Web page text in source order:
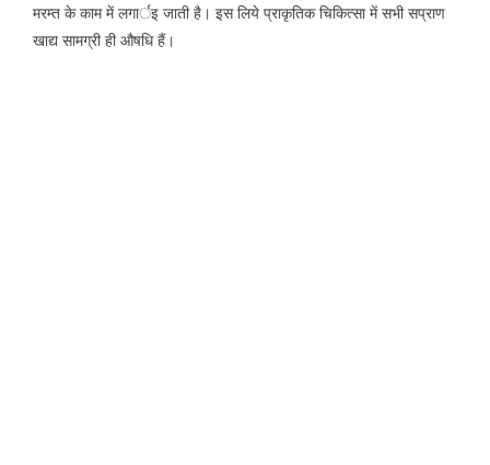
मरम्त के काम में लगार्इ जाती है। इस लिये प्राकृतिक चिकित्सा में सभी सप्राण
खाद्य सामग्री ही औषधि हैं।